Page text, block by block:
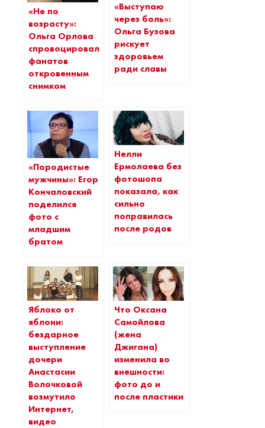
«Не по
возрасту»:
Ольга Орлова
спровоцировала
фанатов
откровенным
снимком
«Выступаю
через боль»:
Ольга Бузова
рискует
здоровьем
ради славы
«Породистые
мужчины»: Егор
Кончаловский
поделился
фото с
младшим
братом
Нелли
Ермолаева без
фотошопа
показала, как
сильно
поправилась
после родов
Яблоко от
яблони:
бездарное
выступление
дочери
Анастасии
Волочковой
возмутило
Интернет,
видео
Что Оксана
Самойлова
(жена
Джигана)
изменила во
внешности:
фото до и
после пластики